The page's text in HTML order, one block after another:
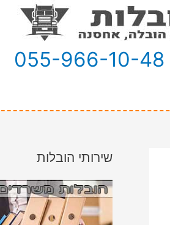
055-966-10-48
שירותי הובלות